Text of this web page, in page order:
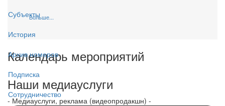
Субъекты
История
Архив номеров
Подписка
Сотрудничество
Больше...
Календарь мероприятий
Наши медиауслуги
- Медиауслуги, реклама (видеопродакшн) -